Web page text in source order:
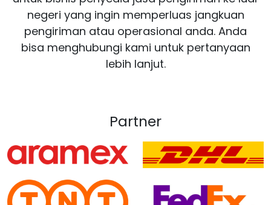
negeri yang ingin memperluas jangkuan
pengiriman atau operasional anda. Anda
bisa menghubungi kami untuk pertanyaan
lebih lanjut.
Partner